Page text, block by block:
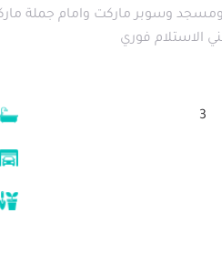
وسوبر ماركت وامام جملة
الاستلام فوري
3